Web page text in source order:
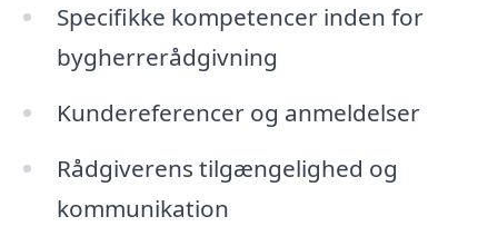
Specifikke kompetencer inden for
bygherrerådgivning
Kundereferencer og anmeldelser
Rådgiverens tilgængelighed og
kommunikation